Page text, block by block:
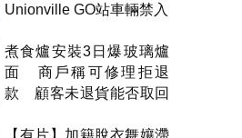
Unionville GO站車輛禁入
煮食爐安裝3日爆玻璃爐
面 商戶稱可修理拒退
款 顧客未退貨能否取回
【有片】加籍脫衣舞孃滯